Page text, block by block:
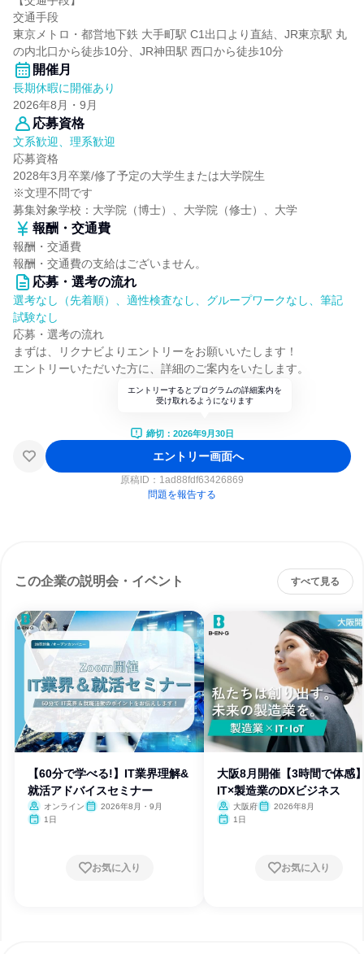
交通手段
東京メトロ・都営地下鉄 大手町駅 C1出口より直結、JR東京駅 丸
の内北口から徒歩10分、JR神田駅 西口から徒歩10分
開催月
長期休暇に開催あり
2026年8月・9月
応募資格
文系歓迎、理系歓迎
応募資格
2028年3月卒業/修了予定の大学生または大学院生
※文理不問です
募集対象学校：大学院（博士）、大学院（修士）、大学
報酬・交通費
報酬・交通費
報酬・交通費の支給はございません。
応募・選考の流れ
選考なし（先着順）、適性検査なし、グループワークなし、筆記
試験なし
応募・選考の流れ
まずは、リクナビよりエントリーをお願いいたします！
エントリーいただいた方に、詳細のご案内をいたします。
エントリーするとプログラムの詳細案内を
受け取れるようになります
締切：2026年9月30日
エントリー画面へ
原稿ID： 1ad88fdf63426869
問題を報告する
この企業の説明会・イベント すべて見る
【60分で学べる!】IT業界理解&
就活アドバイスセミナー
オンライン
2026年8月・9月
1日
お気に入り
大阪8月開催【3時間で体感
IT×製造業のDXビジネス
大阪府
2026年8月
1日
お気に入り